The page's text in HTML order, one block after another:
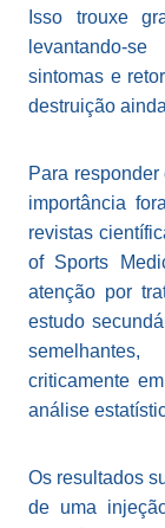
Isso trouxe
levantando-
sintomas e
destruição
Para
importância
revistas
of Sports
atenção por
estudo
criticamente
análise
Os resultados
de uma